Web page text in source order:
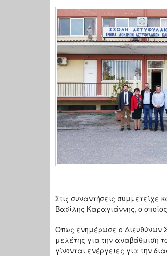
Στις συναντήσεις συμμετείχε
Βασίλης Καραγιάννης, ο
Όπως ενημέρωσε ο Διευθύνων
μελέτης για την αναβάθμιση
γίνονται ενέργειες για την